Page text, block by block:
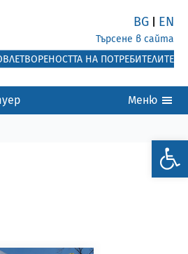
BG EN
Търсене в сайта
НА ПОТРЕБИТЕЛИТЕ
Меню